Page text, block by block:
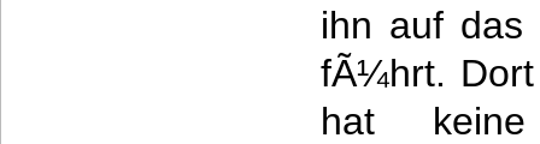
ihn auf das
fÃ¼hrt.
hat